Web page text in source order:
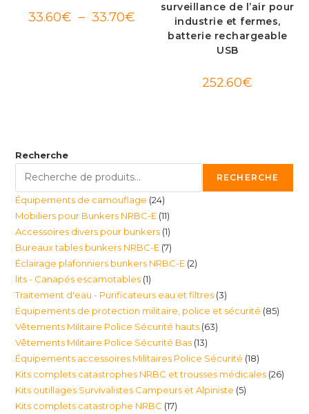
33.60€ – 33.70€Plage
de
surveillance de l’air pour
industrie et fermes,
batterie rechargeable
USB
252.60€
Recherche
RECHERCHE
Équipements de camouflage 2424
produits
Mobiliers pour Bunkers NRBC-E 1111
produits
Accessoires divers pour bunkers 11
produit
Bureaux tables bunkers NRBC-E 77
produits
Éclairage plafonniers bunkers NRBC-E 22
lits - Canapés escamotables 11
produit
Traitement d'eau - Purificateurs eau et filtres 33
produits
Équipements de protection militaire, police et sécurité 8585
Vêtements Militaire Police Sécurité hauts 6363
Vêtements Militaire Police Sécurité Bas 1313
produits
Équipements accessoires Militaires Police Sécurité 1818
produits
Kits complets catastrophes NRBC et trousses médicales 2626
Kits outillages Survivalistes Campeurs et Alpiniste 55
Kits complets catastrophe NRBC 1717